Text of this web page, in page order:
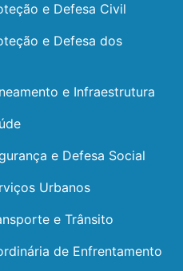
e Defesa Civil
e Defesa dos
e Infraestrutura
e Defesa Social
Urbanos
e Trânsito
de Enfrentamento